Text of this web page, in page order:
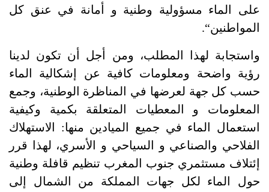
على الماء مسؤولية وطنية و
أمانة في عنق كل
المواطنين“.
واستجابة لهذا المطلب، ومن أجل أن تكون لدينا
رؤية واضحة ومعلومات كافية عن إشكالية الماء
حسب كل جهة لعرضها في المناظرة الوطنية، وجمع
المعلومات و المعطيات المتعلقة بكمية وكيفية
استعمال الماء في جميع الميادين منها: الاستهلاك
الفلاحي والصناعي و السياحي و الأسري، لهذا قرر
إئتلاف مستثمري جنوب المغرب تنظيم قافلة وطنية
حول الماء لكل جهات المملكة من الشمال إلى